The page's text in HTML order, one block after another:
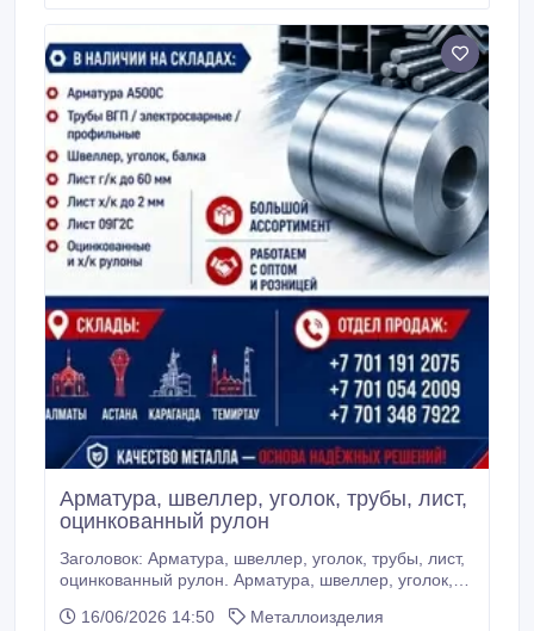
Арматура, швеллер, уголок, трубы, лист,
оцинкованный рулон
Заголовок: Арматура, швеллер, уголок, трубы, лист,
оцинкованный рулон. Арматура, швеллер, уголок,
«Металлосклад-Т» специализируется на
16/06/2026 14:50
Металлоизделия